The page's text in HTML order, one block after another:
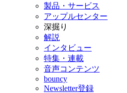
製品・サービス
アップルセンター
深掘り
解説
インタビュー
特集・連載
音声コンテンツ
bouncy
Newsletter登録